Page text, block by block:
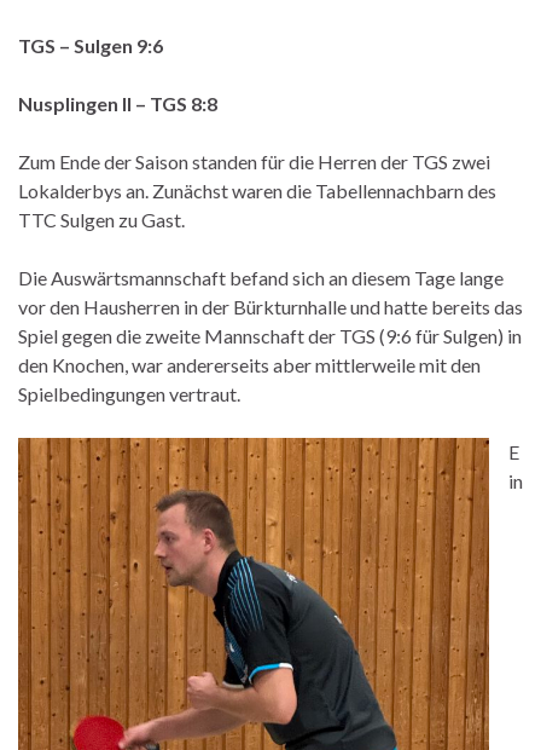
TGS – Sulgen 9:6
Nusplingen II – TGS 8:8
Zum Ende der Saison standen für die Herren der TGS zwei
Lokalderbys an. Zunächst waren die Tabellennachbarn des
TTC Sulgen zu Gast.
Die Auswärtsmannschaft befand sich an diesem Tage lange
vor den Hausherren in der Bürkturnhalle und hatte bereits das
Spiel gegen die zweite Mannschaft der TGS (9:6 für Sulgen) in
den Knochen, war andererseits aber mittlerweile mit den
Spielbedingungen vertraut.
E
in